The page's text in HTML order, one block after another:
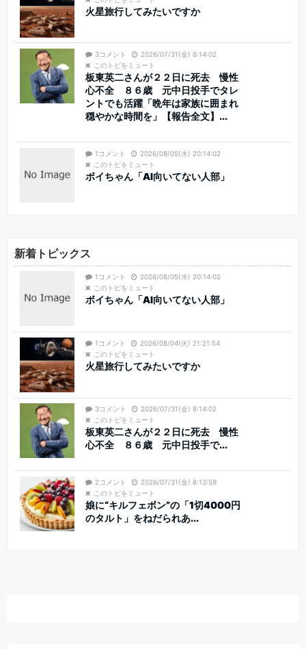
火星旅行してみたいですか
3コメント
2026/07/31(金) 8:14:02
このトピをミュート
板東英二さんが２２日に死去 慢性
心不全 ８６歳 元中日投手でタレ
ントでも活躍「晩年は家族に囲まれ
穏やかな時間を」【報告全文】...
1コメント
2026/08/05(水) 20:14:02
このトピをミュート
ボイちゃん「AI向いてない人部」
新着トピックス
1コメント
2026/08/05(水) 20:14:02
このトピをミュート
ボイちゃん「AI向いてない人部」
1コメント
2026/08/04(火) 21:21:54
このトピをミュート
火星旅行してみたいですか
3コメント
2026/07/31(金) 8:14:02
このトピをミュート
板東英二さんが２２日に死去 慢性
心不全 ８６歳 元中日投手で...
2コメント
2026/07/31(金) 8:13:59
このトピをミュート
娘に“キルフェボン”の「1切4000円
のタルト」をねだられあ...